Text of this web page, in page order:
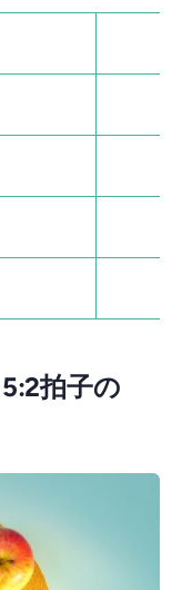
拍子の